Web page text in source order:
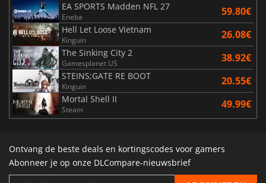
EA SPORTS Madden NFL 27
Eneba 59.80€
Hell Let Loose Vietnam
Kinguin 26.08€
The Sinking City 2
Gamesplanet US 38.92€
STEINS;GATE RE BOOT
Kinguin 20.55€
Mortal Shell II
Steam 49.99€
Ontvang de beste deals en kortingscodes voor gamers
Abonneer je op onze DLCompare-nieuwsbrief